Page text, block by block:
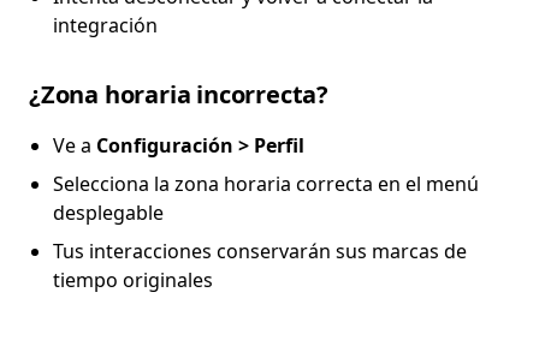
integración
¿Zona horaria incorrecta?
Ve a Configuración > Perfil
Selecciona la zona horaria correcta en el menú
desplegable
Tus interacciones conservarán sus marcas de
tiempo originales